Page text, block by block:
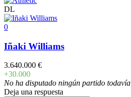
DL
0
Iñaki Williams
3.640.000 €
+30.000
No ha disputado ningún partido todavía
Deja una respuesta